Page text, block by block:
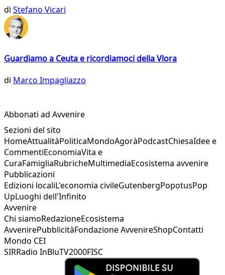
di Stefano Vicari
Guardiamo a Ceuta e ricordiamoci della Vlora
di Marco Impagliazzo
Abbonati ad Avvenire
Sezioni del sito
HomeAttualitàPoliticaMondoAgoràPodcastChiesaIdee e
CommentiEconomiaVita e
CuraFamigliaRubricheMultimediaEcosistema avvenire
Pubblicazioni
Edizioni localiL'economia civileGutenbergPopotusPop
UpLuoghi dell'Infinito
Avvenire
Chi siamoRedazioneEcosistema
AvvenirePubblicitàFondazione AvvenireShopContatti
Mondo CEI
SIRRadio InBluTV2000FISC